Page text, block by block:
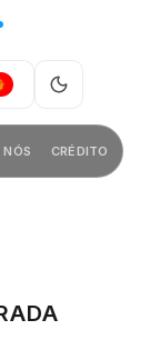
PT
NÓS CRÉDITO